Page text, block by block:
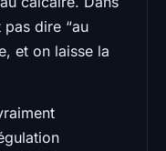
pas dire “au
et on laisse la